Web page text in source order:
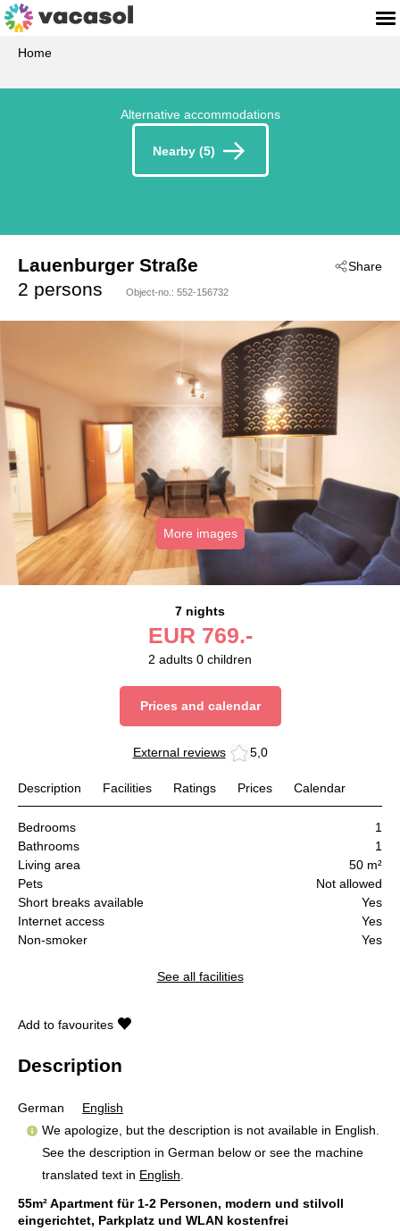
Home
Alternative accommodations
Nearby (5)
Share
Lauenburger Straße
- Schwarzenbek
2 persons Object-no.: 552-156732
More images
7 nights
EUR 769.-
2 adults 0 children
Prices and calendar
External reviews 5,0
Description Facilities Ratings Prices Calendar
Bedrooms
1
Bathrooms
1
Living area
50 m²
Pets
Not allowed
Short breaks available
Yes
Internet access
Yes
Non-smoker
Yes
See all facilities
Add to favourites
Description
German
English
We apologize, but the description is not available in English.
See the description in German below or see the machine
translated text in English
55m² Apartment für 1-2 Personen, modern und stilvoll
eingerichtet, Parkplatz und WLAN kostenfrei